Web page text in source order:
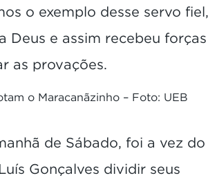
o exemplo desse servo fiel,
Deus e assim recebeu forças
as provações.
o Maracanãzinho – Foto: UEB
de Sábado, foi a vez do
Gonçalves dividir seus